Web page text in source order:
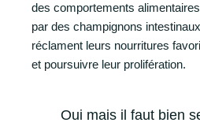
des comportements
par des champignons
réclament leurs nourritures
et poursuivre leur prolifération.
Oui mais il faut bien